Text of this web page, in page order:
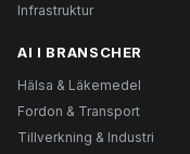
Infrastruktur
AI I BRANSCHER
Hälsa & Läkemedel
Fordon & Transport
Tillverkning & Industri